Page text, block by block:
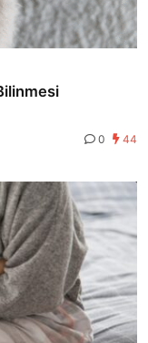
0 44